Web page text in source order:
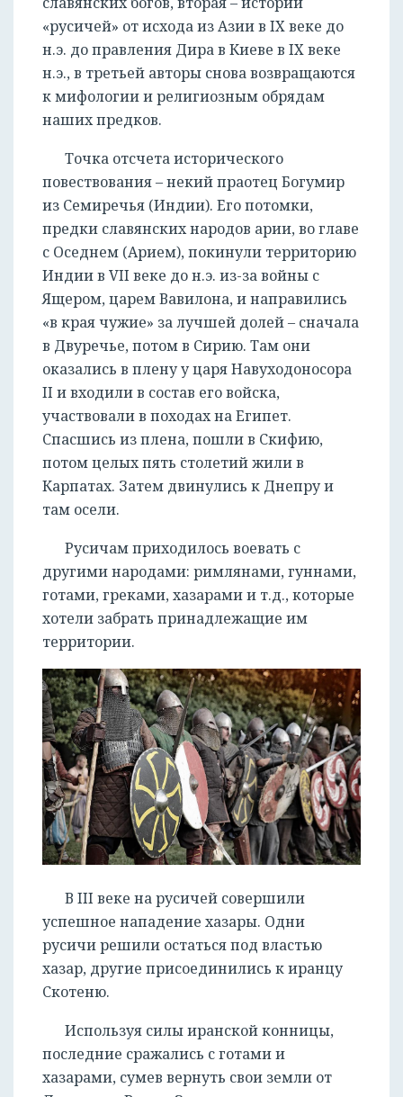
«русичей» от исхода из Азии в IX веке до
н.э. до правления Дира в Киеве в IX веке
н.э., в третьей авторы снова возвращаются
к мифологии и религиозным обрядам
наших предков.
Точка отсчета исторического
повествования – некий праотец Богумир
из Семиречья (Индии). Его потомки,
предки славянских народов арии, во главе
с Оседнем (Арием), покинули территорию
Индии в VII веке до н.э. из-за войны с
Ящером, царем Вавилона, и направились
«в края чужие» за лучшей долей – сначала
в Двуречье, потом в Сирию. Там они
оказались в плену у царя Навуходоносора
II и входили в состав его войска,
участвовали в походах на Египет.
Спасшись из плена, пошли в Скифию,
потом целых пять столетий жили в
Карпатах. Затем двинулись к Днепру и
там осели.
Русичам приходилось воевать с
другими народами: римлянами, гуннами,
готами, греками, хазарами и т.д., которые
хотели забрать принадлежащие им
территории.
В III веке на русичей совершили
успешное нападение хазары. Одни
русичи решили остаться под властью
хазар, другие присоединились к иранцу
Скотеню.
Используя силы иранской конницы,
последние сражались с готами и
хазарами, сумев вернуть свои земли от